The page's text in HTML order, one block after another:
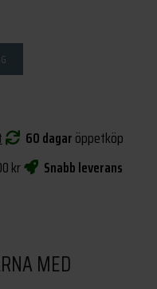
60 dagaröppetköp
kr Snabb leverans
MED